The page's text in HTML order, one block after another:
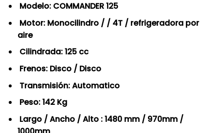
Modelo: COMMANDER 125
Motor: Monocilindro / / 4T / refrigeradora por
aire
Cilindrada: 125 cc
Frenos: Disco / Disco
Transmisión: Automatico
Peso: 142 Kg
Largo / Ancho / Alto : 1480 mm / 970mm /